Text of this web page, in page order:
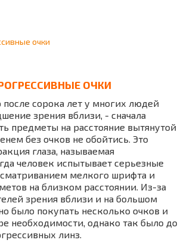
очки
ОЧКИ
сорока лет у многих людей
зрения вблизи, - сначала
предметы на расстояние вытянутой
без очков не обойтись. Это
глаза, называемая
человек испытывает серьезные
мелкого шрифта и
на близком расстоянии. Из-за
зрения вблизи и на большом
было покупать несколько очков и
необходимости, однако так было до
линз.